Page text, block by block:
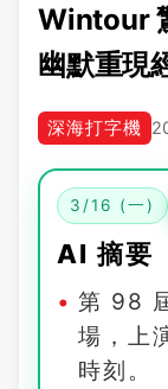
Wintour
幽默重現
深海打字機
3/16 (一)
AI 摘要
第 98
場，上
時刻。